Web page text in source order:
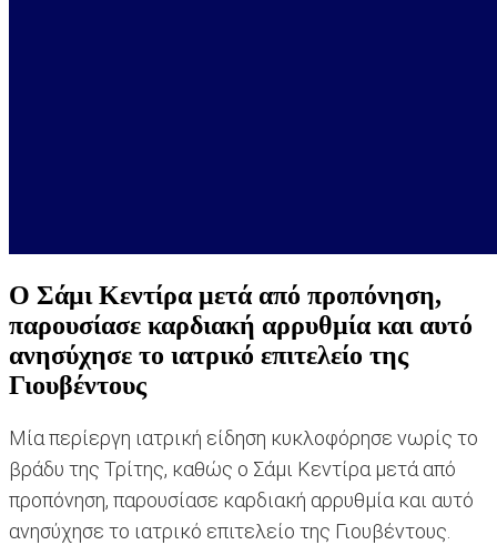
Ο Σάμι Κεντίρα μετά από προπόνηση,
παρουσίασε καρδιακή αρρυθμία και αυτό
ανησύχησε το ιατρικό επιτελείο της
Γιουβέντους
Μία περίεργη ιατρική είδηση κυκλοφόρησε νωρίς το
βράδυ της Τρίτης, καθώς ο Σάμι Κεντίρα μετά από
προπόνηση, παρουσίασε καρδιακή αρρυθμία και αυτό
ανησύχησε το ιατρικό επιτελείο της Γιουβέντους.